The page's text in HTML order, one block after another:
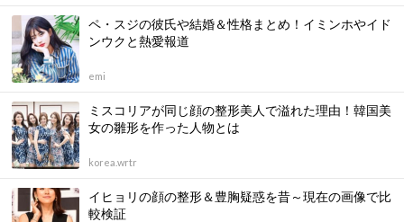
ペ・スジの彼氏や結婚＆性格まとめ！イミンホやイド
ンウクと熱愛報道
emi
ミスコリアが同じ顔の整形美人で溢れた理由！韓国美
女の雛形を作った人物とは
korea.wrtr
イヒョリの顔の整形＆豊胸疑惑を昔～現在の画像で比
較検証